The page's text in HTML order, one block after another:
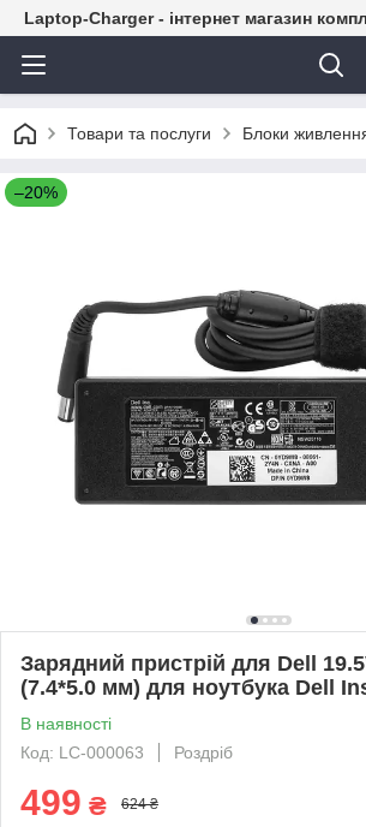
Laptop-Charger - інтернет магазин
Товари та послуги Блоки
–20%
Зарядний пристрій для Dell
(7.4*5.0 мм) для ноутбука Dell
В наявності
Код: LC-000063
Роздріб
499 ₴ 624 ₴